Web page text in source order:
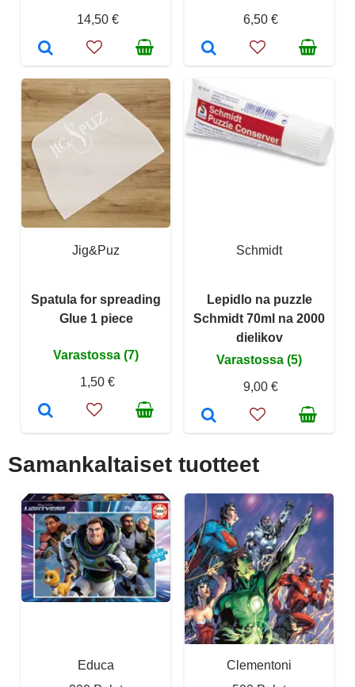
14,50 €
6,50 €
Jig&Puz
Spatula for spreading
Glue 1 piece
Varastossa (7)
1,50 €
Schmidt
Lepidlo na puzzle
Schmidt 70ml na 2000
dielikov
Varastossa (5)
9,00 €
Samankaltaiset tuotteet
Educa
Clementoni